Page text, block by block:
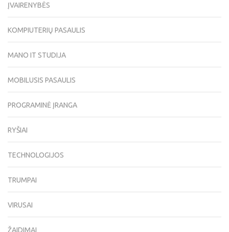
ĮVAIRENYBĖS
KOMPIUTERIŲ PASAULIS
MANO IT STUDIJA
MOBILUSIS PASAULIS
PROGRAMINĖ ĮRANGA
RYŠIAI
TECHNOLOGIJOS
TRUMPAI
VIRUSAI
ŽAIDIMAI